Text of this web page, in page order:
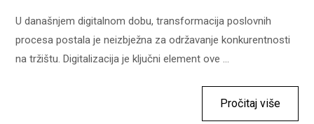
U današnjem digitalnom dobu, transformacija poslovnih
procesa postala je neizbježna za održavanje konkurentnosti
na tržištu. Digitalizacija je ključni element ove ...
Pročitaj više